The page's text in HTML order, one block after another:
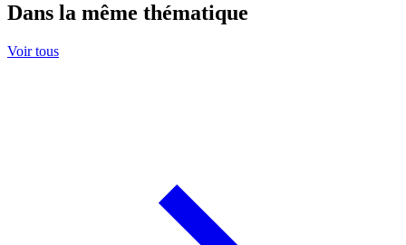
Dans la même thématique
Voir tous